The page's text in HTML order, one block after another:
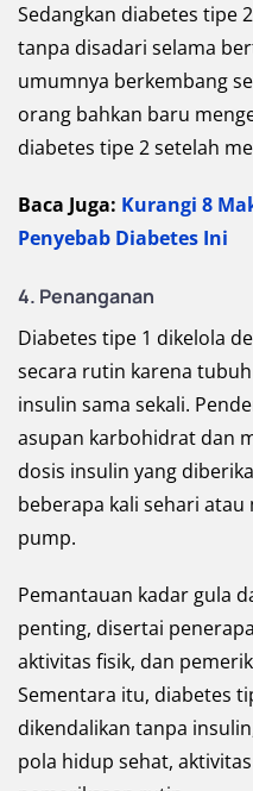
Sedangkan diabetes tipe
tanpa disadari selama
umumnya berkembang
orang bahkan baru
diabetes tipe 2 setelah
Baca Juga: Kurangi 8
Penyebab Diabetes Ini
4. Penanganan
Diabetes tipe 1 dikelola
secara rutin karena
insulin sama sekali.
asupan karbohidrat dan
dosis insulin yang
beberapa kali sehari
pump.
Pemantauan kadar gula
penting, disertai
aktivitas fisik, dan
Sementara itu, diabetes
dikendalikan tanpa
pola hidup sehat,